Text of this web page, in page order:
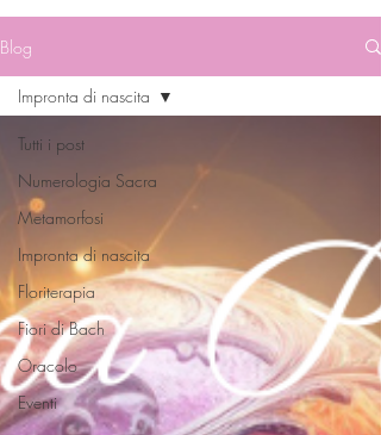
Blog
Tutti i post
Numerologia Sacra
Metamorfosi
Impronta di nascita
Floriterapia
Fiori di Bach
Oracolo
Eventi
Impronta di nascita